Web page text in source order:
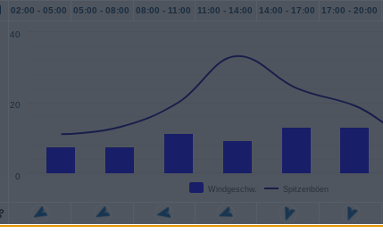
02:00 - 05:00 05:00 - 08:00 08:00 - 11:00 11:00 - 14:00 14:00 - 17:00 17:00 - 20:00
Windgeschw. Spitzenböen
0
20
40